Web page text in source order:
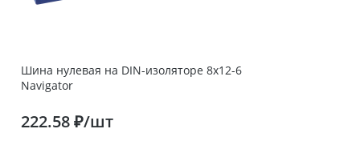
Шина нулевая на DIN-изоляторе 8х12-6
Navigator
222.58 ₽/шт